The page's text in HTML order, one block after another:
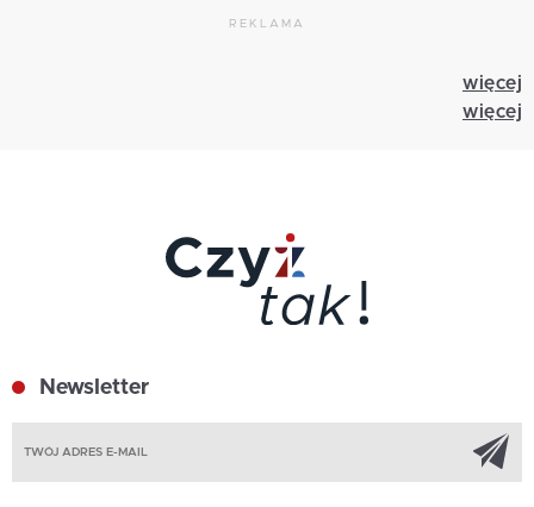
REKLAMA
więcej
więcej
Newsletter